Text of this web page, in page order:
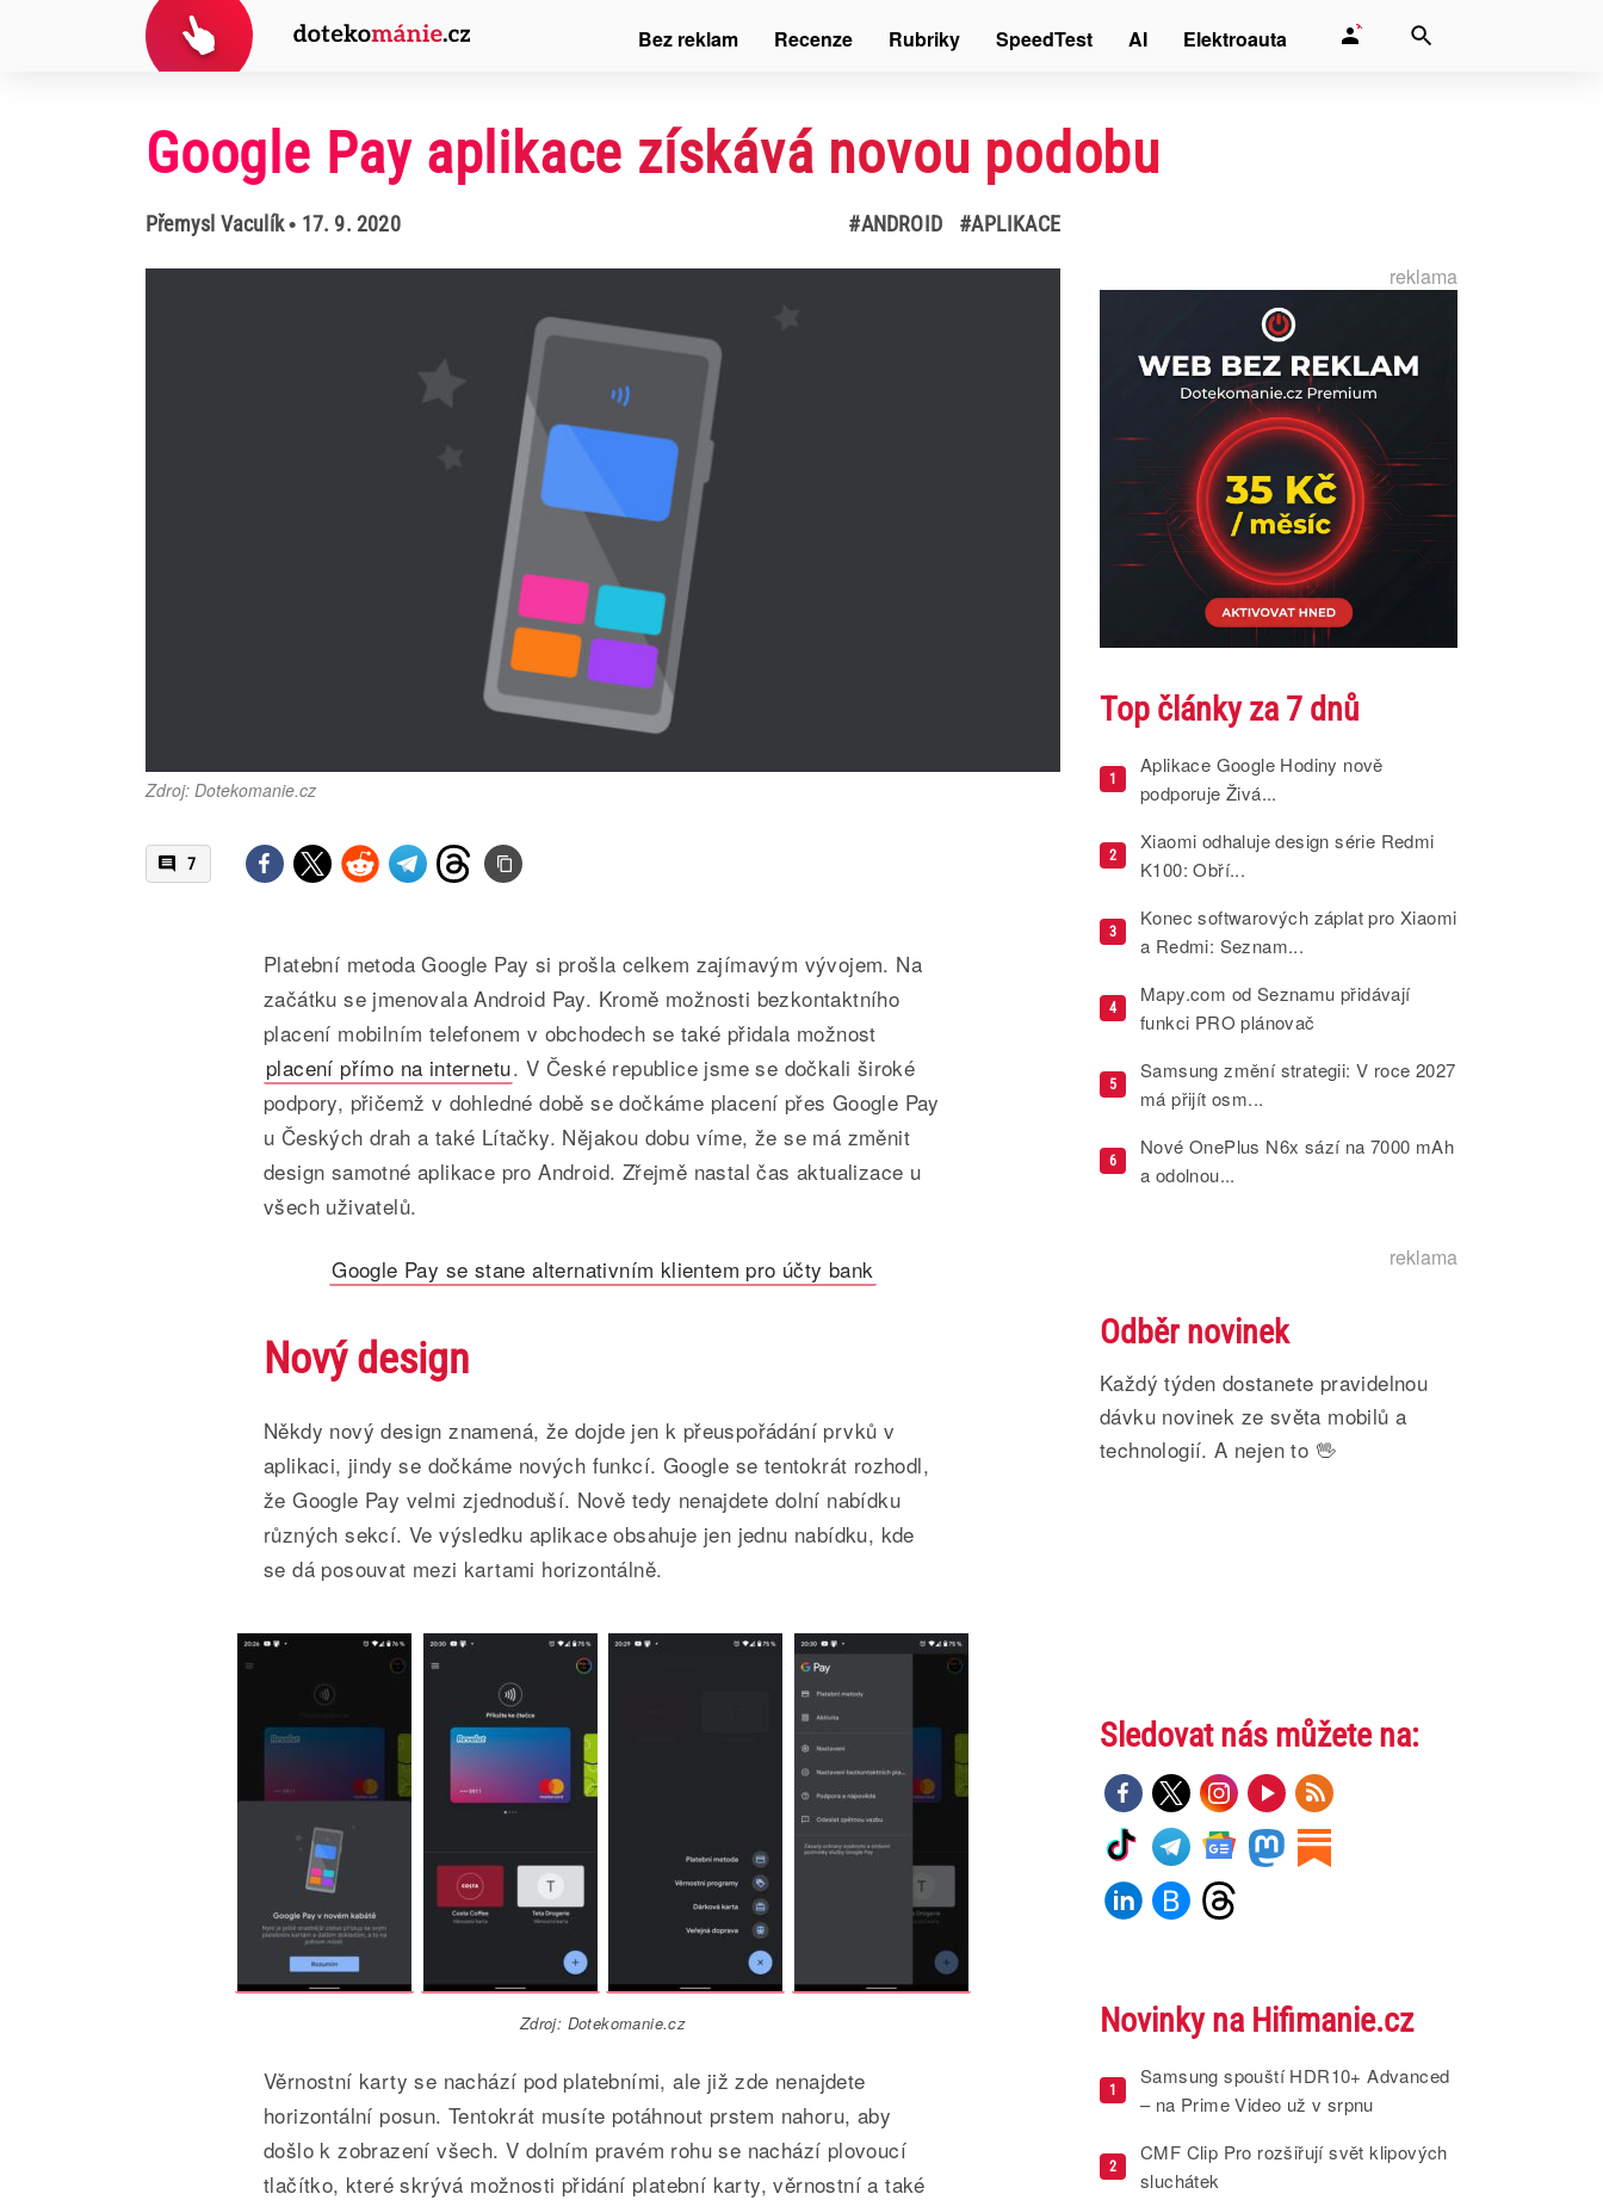
Google Pay aplikace získává novou podobu
Přemysl Vaculík• 17. 9. 2020 #ANDROID #APLIKACE
Zdroj: Dotekomanie.cz
7
Platební metoda Google Pay si prošla celkem zajímavým vývojem. Na
začátku se jmenovala Android Pay. Kromě možnosti bezkontaktního
placení mobilním telefonem v obchodech se také přidala možnost
placení přímo na internetu. V České republice jsme se dočkali široké
podpory, přičemž v dohledné době se dočkáme placení přes Google Pay
u Českých drah a také Lítačky. Nějakou dobu víme, že se má změnit
design samotné aplikace pro Android. Zřejmě nastal čas aktualizace u
všech uživatelů.
Google Pay se stane alternativním klientem pro účty bank
Nový design
Někdy nový design znamená, že dojde jen k přeuspořádání prvků v
aplikaci, jindy se dočkáme nových funkcí. Google se tentokrát rozhodl,
že Google Pay velmi zjednoduší. Nově tedy nenajdete dolní nabídku
různých sekcí. Ve výsledku aplikace obsahuje jen jednu nabídku, kde
se dá posouvat mezi kartami horizontálně.
Zdroj: Dotekomanie.cz
Věrnostní karty se nachází pod platebními, ale již zde nenajdete
horizontální posun. Tentokrát musíte potáhnout prstem nahoru, aby
došlo k zobrazení všech. V dolním pravém rohu se nachází plovoucí
tlačítko, které skrývá možnosti přidání platební karty, věrnostní a také
reklama
Top články za 7 dnů
1
Aplikace Google Hodiny nově
podporuje Živá...
2
Xiaomi odhaluje design série Redmi
K100: Obří...
3
Konec softwarových záplat pro Xiaomi
a Redmi: Seznam...
4
Mapy.com od Seznamu přidávají
funkci PRO plánovač
5
Samsung změní strategii: V roce 2027
má přijít osm...
6
Nové OnePlus N6x sází na 7000 mAh
a odolnou...
reklama
Odběr novinek
Každý týden dostanete pravidelnou
dávku novinek ze světa mobilů a
technologií. A nejen to 🖖
Sledovat nás můžete na:
Novinky na Hifimanie.cz
1
Samsung spouští HDR10+ Advanced
– na Prime Video už v srpnu
2
CMF Clip Pro rozšiřují svět klipových
sluchátek
Bez reklam Recenze Rubriky SpeedTest AI Elektroauta